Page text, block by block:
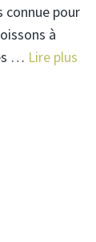
connue pour
à
… Lire plus